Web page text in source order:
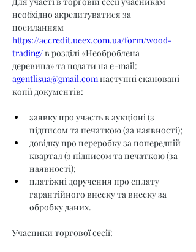
необхідно акредитуватися за
посиланням
https://accredit.ueex.com.ua/form/wood-
trading/ в розділі «Необроблена
деревина» та подати на e-mail:
agentlisua@gmail.com наступні скановані
копії документів:
заявку про участь в аукціоні (з
підписом та печаткою (за наявності);
довідку про переробку за попередній
квартал (з підписом та печаткою (за
наявності);
платіжні доручення про сплату
гарантійного внеску та внеску за
обробку даних.
Учасники торгової сесії: